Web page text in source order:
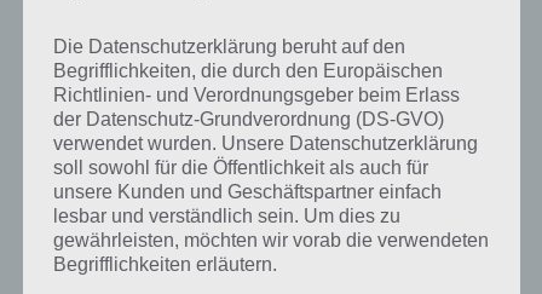
Schritt 4a
11. Dort gehen wir nun auch direkt hin. Links auf der
Arbeitsplattform findest du einen Zettel mit Hinweisen. Tippe
danach auf die Box neben dem golenen, rundenen Objekt. Dort
setzen wir den Token. Wir müssen dafür sorgen, dass wir hiermit auf
die Position gelangen, wo der andere (schwarze Token lag). Die
Lösung: Sorge dafür, dass der schwarze Token nach unten kommt,
bringe diesen dann auf die Plattform und schiebe den Token so am
schwarzen vorbei. Hast du dies geschafft und das Ziel erreicht, öffnet
Die Datenschutzerklärung beruht auf den
Begrifflichkeiten, die durch den Europäischen
Richtlinien- und Verordnungsgeber beim Erlass
der Datenschutz-Grundverordnung (DS-GVO)
verwendet wurden. Unsere Datenschutzerklärung
soll sowohl für die Öffentlichkeit als auch für
unsere Kunden und Geschäftspartner einfach
lesbar und verständlich sein. Um dies zu
gewährleisten, möchten wir vorab die verwendeten
Begrifflichkeiten erläutern.